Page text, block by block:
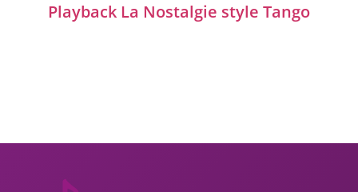
Playback La Nostalgie style Tango